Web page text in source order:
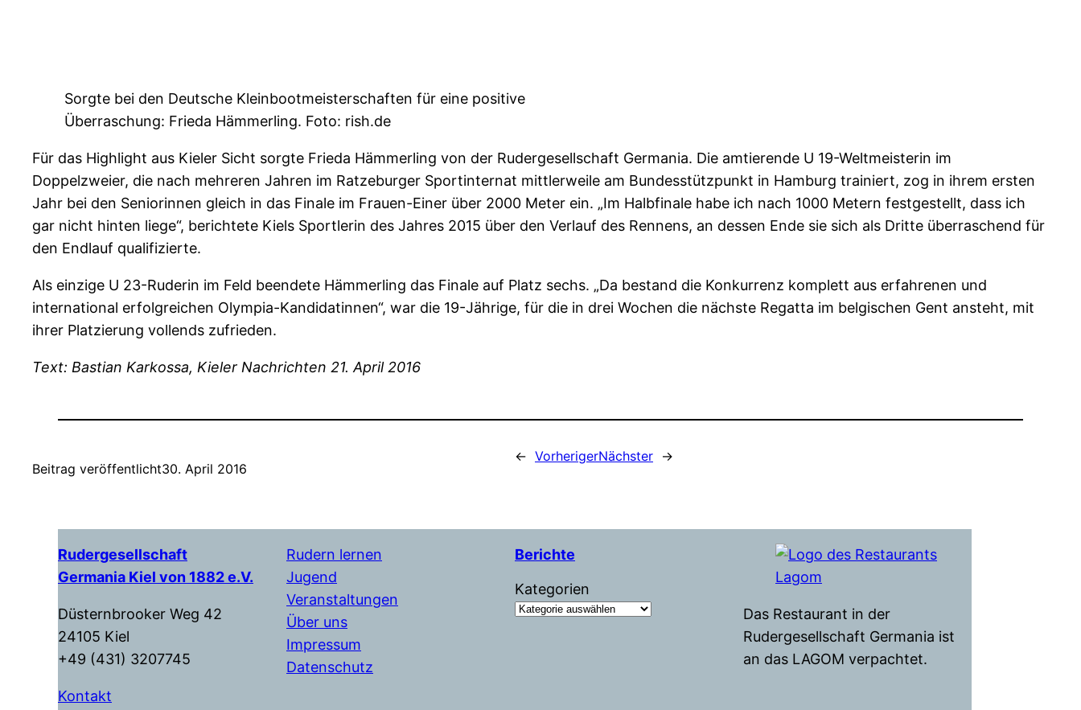
Sorgte bei den Deutsche Kleinbootmeisterschaften für eine positive
Überraschung: Frieda Hämmerling. Foto: rish.de
Für das Highlight aus Kieler Sicht sorgte Frieda Hämmerling von der Rudergesellschaft Germania. Die amtierende U 19-Weltmeisterin im
Doppelzweier, die nach mehreren Jahren im Ratzeburger Sportinternat mittlerweile am Bundesstützpunkt in Hamburg trainiert, zog in ihrem ersten
Jahr bei den Seniorinnen gleich in das Finale im Frauen-Einer über 2000 Meter ein. „Im Halbfinale habe ich nach 1000 Metern festgestellt, dass ich
gar nicht hinten liege“, berichtete Kiels Sportlerin des Jahres 2015 über den Verlauf des Rennens, an dessen Ende sie sich als Dritte überraschend für
den Endlauf qualifizierte.
Als einzige U 23-Ruderin im Feld beendete Hämmerling das Finale auf Platz sechs. „Da bestand die Konkurrenz komplett aus erfahrenen und
international erfolgreichen Olympia-Kandidatinnen“, war die 19-Jährige, für die in drei Wochen die nächste Regatta im belgischen Gent ansteht, mit
ihrer Platzierung vollends zufrieden.
Text: Bastian Karkossa, Kieler Nachrichten 21. April 2016
Beitrag veröffentlicht30. April 2016
← VorherigerNächster →
Rudergesellschaft
Germania Kiel von 1882 e.V.
Düsternbrooker Weg 42
24105 Kiel
+49 (431) 3207745
Kontakt
Rudern lernen
Jugend
Veranstaltungen
Über uns
Impressum
Datenschutz
Berichte
Kategorien
Das Restaurant in der
Rudergesellschaft Germania ist
an das LAGOM verpachtet.